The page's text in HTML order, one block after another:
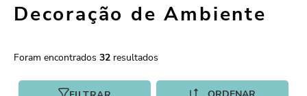
3º saco presente
5º caixa
º sacola
Decoração de Ambiente
32